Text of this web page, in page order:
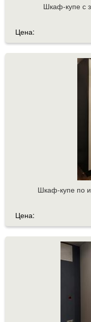
Шкаф-купе с
Цена:
Шкаф-купе по
Цена: